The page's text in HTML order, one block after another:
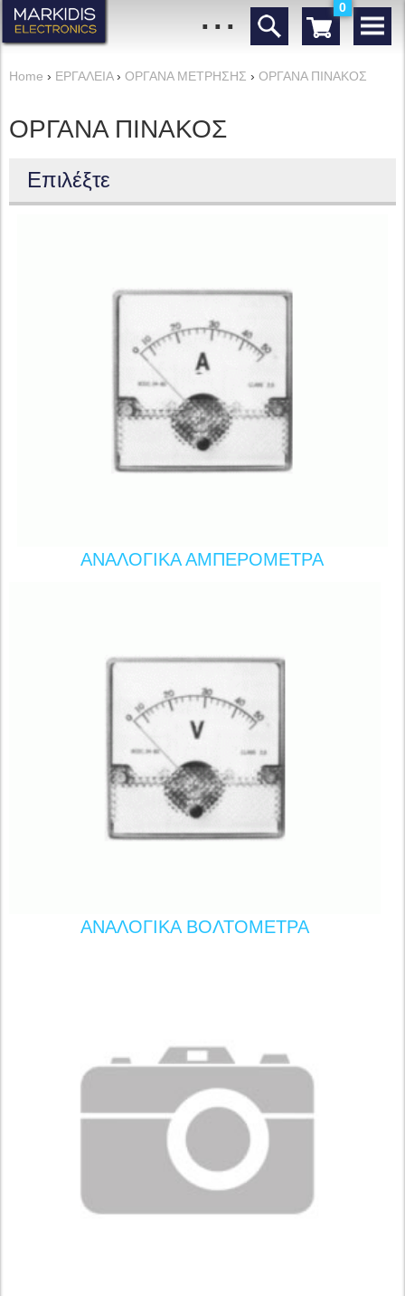
0
...
Home › ΕΡΓΑΛΕΙΑ› ΟΡΓΑΝΑ ΜΕΤΡΗΣΗΣ › ΟΡΓΑΝΑ ΠΙΝΑΚΟΣ
ΟΡΓΑΝΑ ΠΙΝΑΚΟΣ
Επιλέξτε
ΑΝΑΛΟΓΙΚΑ ΑΜΠΕΡΟΜΕΤΡΑ
ΑΝΑΛΟΓΙΚΑ ΒΟΛΤΟΜΕΤΡΑ